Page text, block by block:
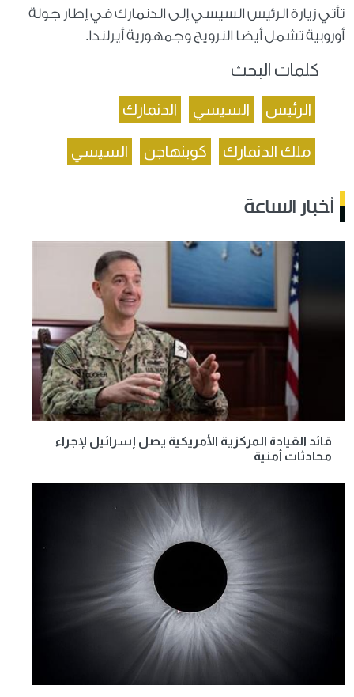
تأتي زيارة الرئيس السيسي إلى الدنمارك في إطار جولة
أوروبية تشمل أيضا النرويج وجمهورية أيرلندا.
كلمات البحث
الرئيس السيسي الدنمارك
ملك الدنمارك كوبنهاجن السيسي
أخبار الساعة
قائد القيادة المركزية الأمريكية يصل إسرائيل لإجراء
محادثات أمنية